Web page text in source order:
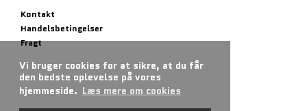
Vi bruger cookies for at sikre, at du får
den bedste oplevelse på vores
hjemmeside. Læs mere om cookies
Kontakt
Handelsbetingelser
Fragt